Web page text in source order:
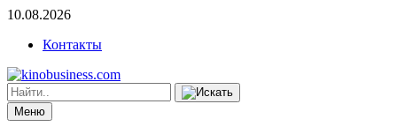
10.08.2026
Контакты
Меню